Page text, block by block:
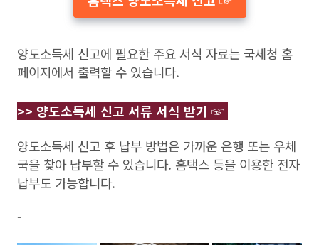
양도소득세 신고에 필요한 주요 서식 자료는 국세청 홈
페이지에서 출력할 수 있습니다.
>> 양도소득세 신고 서류 서식 받기 ☞
양도소득세 신고 후 납부 방법은 가까운 은행 또는 우체
국을 찾아 납부할 수 있습니다. 홈택스 등을 이용한 전자
납부도 가능합니다.
-